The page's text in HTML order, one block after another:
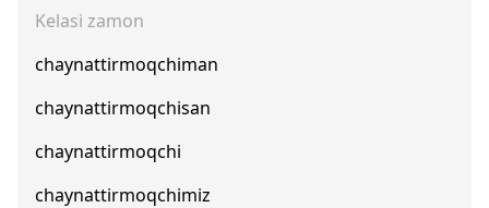
Kelasi zamon
chaynattirmoqchiman
chaynattirmoqchisan
chaynattirmoqchi
chaynattirmoqchimiz